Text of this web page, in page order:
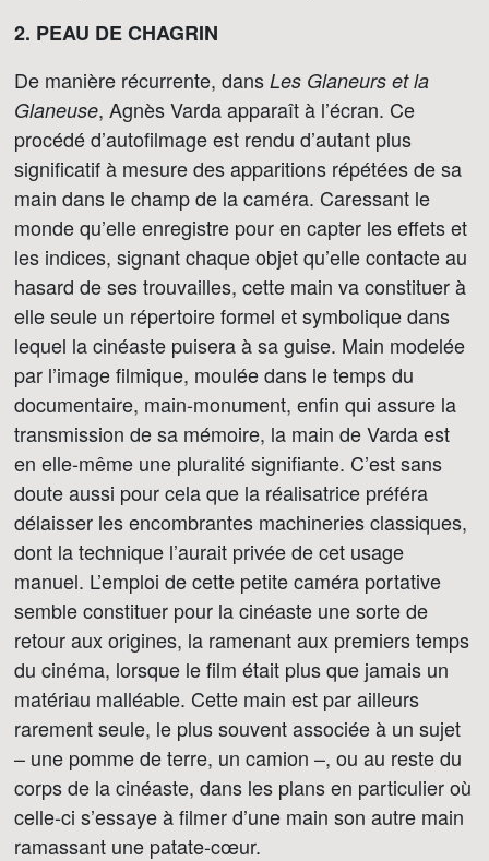
2. PEAU DE CHAGRIN
De manière récurrente, dans Les Glaneurs et la
Glaneuse, Agnès Varda apparaît à l’écran. Ce
procédé d’autofilmage est rendu d’autant plus
significatif à mesure des apparitions répétées de sa
main dans le champ de la caméra. Caressant le
monde qu’elle enregistre pour en capter les effets et
les indices, signant chaque objet qu’elle contacte au
hasard de ses trouvailles, cette main va constituer à
elle seule un répertoire formel et symbolique dans
lequel la cinéaste puisera à sa guise. Main modelée
par l’image filmique, moulée dans le temps du
documentaire, main-monument, enfin qui assure la
transmission de sa mémoire, la main de Varda est
en elle-même une pluralité signifiante. C’est sans
doute aussi pour cela que la réalisatrice préféra
délaisser les encombrantes machineries classiques,
dont la technique l’aurait privée de cet usage
manuel. L’emploi de cette petite caméra portative
semble constituer pour la cinéaste une sorte de
retour aux origines, la ramenant aux premiers temps
du cinéma, lorsque le film était plus que jamais un
matériau malléable. Cette main est par ailleurs
rarement seule, le plus souvent associée à un sujet
– une pomme de terre, un camion –, ou au reste du
corps de la cinéaste, dans les plans en particulier où
celle-ci s’essaye à filmer d’une main son autre main
ramassant une patate-cœur.